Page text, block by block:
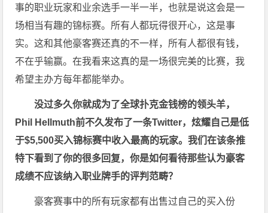
事的职业玩家和业余选手一半一半，也就是说这会是一
场相当有趣的锦标赛。所有人都玩得很开心，这是事
实。这和其他豪客赛还真的不一样，所有人都很有钱，
不在乎输赢。在我看来这真的是一场很完美的比赛，我
希望主办方每年都能举办。
没过多久你就成为了全球扑克金钱榜的领头羊，
Phil Hellmuth前不久发布了一条Twitter，炫耀自己是低
于$5,500买入锦标赛中收入最高的玩家。我们在该条推
特下看到了你的很多回复，你是如何看待那些认为豪客
成绩不应该纳入职业牌手的评判范畴？
豪客赛事中的所有玩家都有出售过自己的买入份